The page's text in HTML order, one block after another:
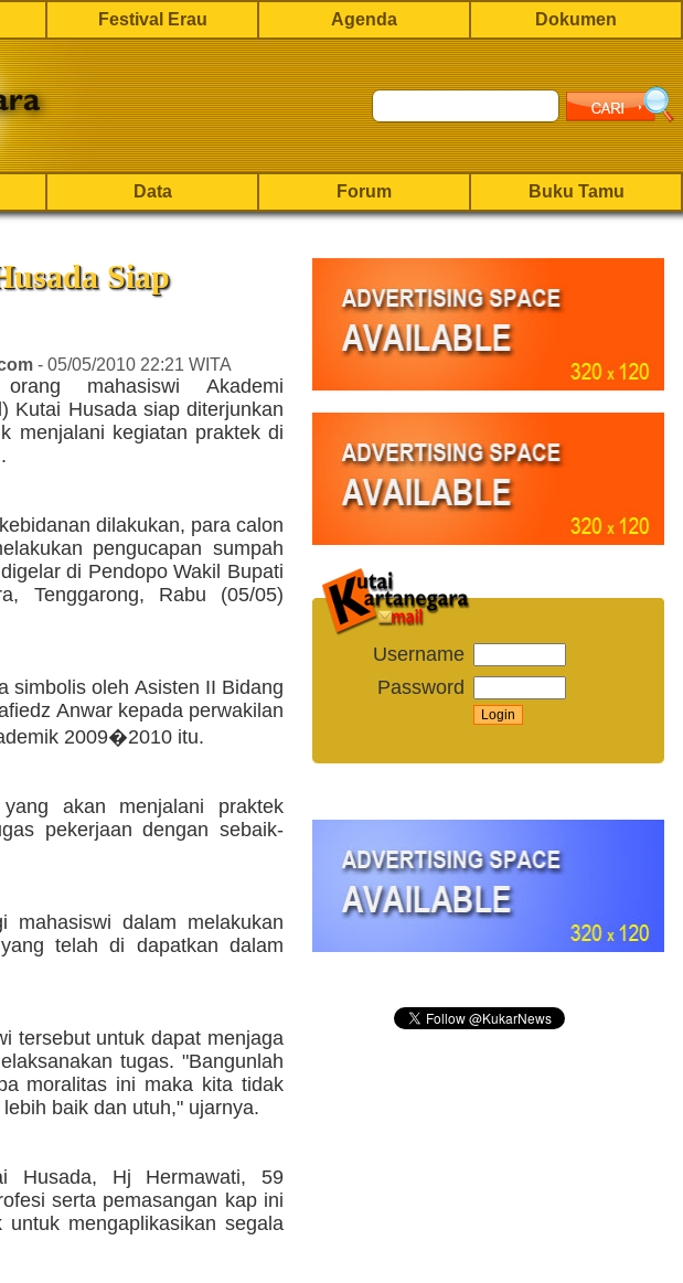
Festival Erau Agenda Dokumen
Data Forum Buku Tamu
Siap
- 05/05/2010 22:21 WITA
mahasiswi Akademi
Kutai Husada siap diterjunkan
menjalani kegiatan praktek di
dilakukan, para calon
pengucapan sumpah
di Pendopo Wakil Bupati
Tenggarong, Rabu (05/05)
simbolis oleh Asisten II Bidang
Anwar kepada perwakilan
2009�2010 itu.
akan menjalani praktek
pekerjaan dengan sebaik-
mahasiswi dalam melakukan
telah di dapatkan dalam
tersebut untuk dapat menjaga
tugas. "Bangunlah
moralitas ini maka kita tidak
baik dan utuh," ujarnya.
Husada, Hj Hermawati, 59
serta pemasangan kap ini
mengaplikasikan segala
Username
Password